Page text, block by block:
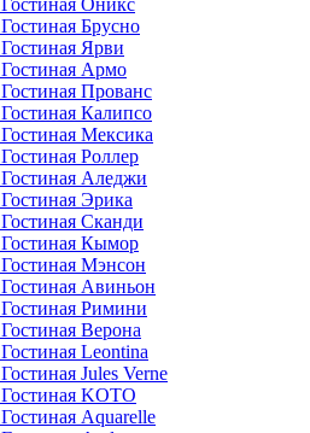
Гостиная Брусно
Гостиная Ярви
Гостиная Армо
Гостиная Прованс
Гостиная Калипсо
Гостиная Мексика
Гостиная Роллер
Гостиная Аледжи
Гостиная Эрика
Гостиная Сканди
Гостиная Кымор
Гостиная Мэнсон
Гостиная Авиньон
Гостиная Римини
Гостиная Верона
Гостиная Leontina
Гостиная Jules Verne
Гостиная KOTO
Гостиная Aquarelle